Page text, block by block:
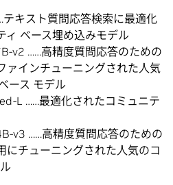
キスト質問応答検索に最適化
ィ ベース埋め込みモデル
v2 ……高精度質問応答のための
ァインチューニングされた人気
ース モデル
L ……最適化されたコミュニテ
v3 ……高精度質問応答のための
にチューニングされた人気のコ